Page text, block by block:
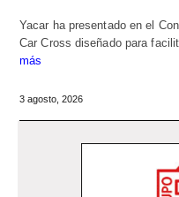
Yacar ha presentado en el
Car Cross diseñado para
más
3 agosto, 2026